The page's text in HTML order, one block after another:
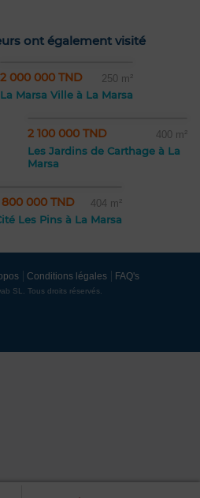
ont également visité
2 000 000 TND 250 m²
La Marsa Ville à La Marsa
2 100 000 TND 400 m²
Les Jardins de Carthage à La
Marsa
800 000 TND 404 m²
Les Pins à La Marsa
Conditions légales FAQ's
SL. Tous droits réservés.